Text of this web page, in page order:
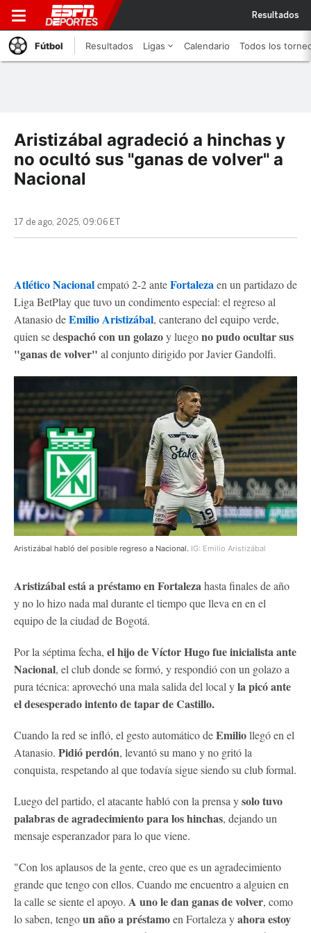
Resultados
Fútbol Resultados Ligas Calendario Todos los
Aristizábal agradeció a hinchas y
no ocultó sus "ganas de volver" a
Nacional
17 de ago, 2025, 09:06 ET
Atlético Nacionalempató 2-2 anteFortalezaen un partidazo de
Liga BetPlay que tuvo un condimento especial: el regreso al
Atanasio deEmilio Aristizábal, canterano del equipo verde,
quien se despachó con un golazoy luegono pudo ocultar sus
"ganas de volver" al conjunto dirigido por Javier Gandolfi.
Aristizábal habló del posible regreso a Nacional. IG: Emilio Aristizábal
Aristizábal está a préstamo en Fortalezahasta finales de año
y no lo hizo nada mal durante el tiempo que lleva en en el
equipo de la ciudad de Bogotá.
Por la séptima fecha, el hijo de Víctor Hugo fue inicialista ante
Nacional, el club donde se formó, y respondió con un golazo a
pura técnica: aprovechó una mala salida del local yla picó ante
el desesperado intento de tapar de Castillo.
Cuando la red se infló, el gesto automático deEmiliollegó en el
Atanasio. Pidió perdón, levantó su mano y no gritó la
conquista, respetando al que todavía sigue siendo su club formal.
Luego del partido, el atacante habló con la prensa ysolo tuvo
palabras de agradecimiento para los hinchas, dejando un
mensaje esperanzador para lo que viene.
"Con los aplausos de la gente, creo que es un agradecimiento
grande que tengo con ellos. Cuando me encuentro a alguien en
la calle se siente el apoyo. A uno le dan ganas de volver, como
lo saben, tengoun año a préstamoen Fortaleza yahora estoy